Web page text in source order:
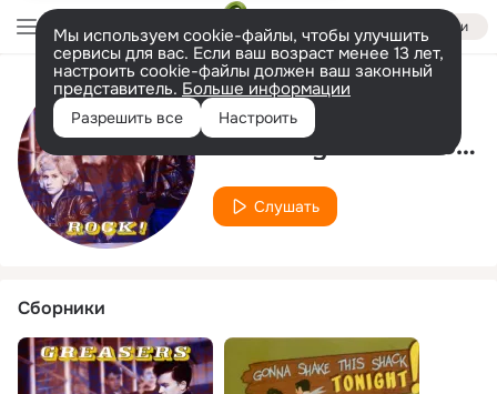
Войти
Мы используем cookie-файлы, чтобы улучшить
сервисы для вас. Если ваш возраст менее 13 лет,
настроить cookie-файлы должен ваш законный
представитель. Больше информации
Разрешить все Настроить
Исполнитель
The Lazy Ranch Boys
Слушать
Сборники